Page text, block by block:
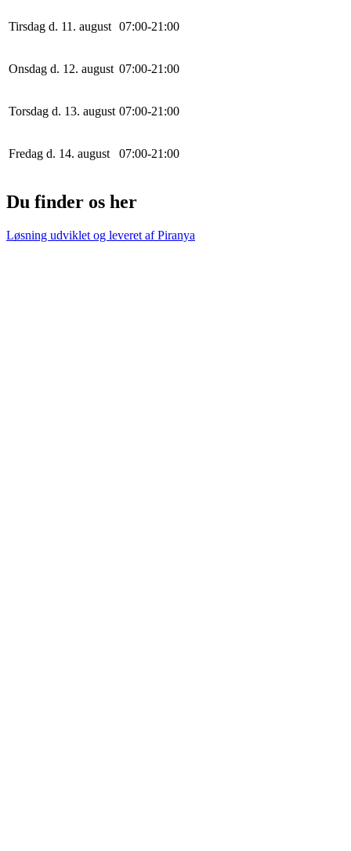
Tirsdag d. 11. august 07:00-21 :00
Onsdag d. 12. august 07:00-21 :00
Torsdag d. 13. august 07:00-21 :00
Fredag d. 14. august 07:00-21 :00
Du finder os her
Løsning udviklet og leveret afPiranya